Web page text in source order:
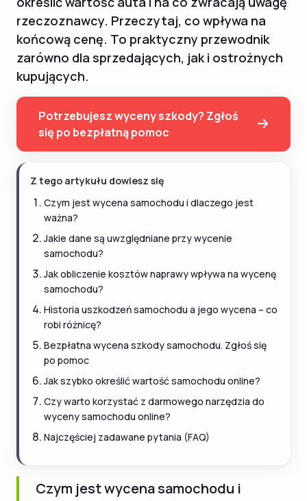
rzeczoznawcy. Przeczytaj, co wpływa na
końcową cenę. To praktyczny przewodnik
zarówno dla sprzedających, jak i ostrożnych
kupujących.
Potrzebujesz wyceny szkody? Zgłoś
się po bezpłatną pomoc
Z tego artykułu dowiesz się
Czym jest wycena samochodu i dlaczego jest
ważna?
Jakie dane są uwzględniane przy wycenie
samochodu?
Jak obliczenie kosztów naprawy wpływa na wycenę
samochodu?
Historia uszkodzeń samochodu a jego wycena – co
robi różnicę?
Bezpłatna wycena szkody samochodu. Zgłoś się
po pomoc
Jak szybko określić wartość samochodu online?
Czy warto korzystać z darmowego narzędzia do
wyceny samochodu online?
Najczęściej zadawane pytania (FAQ)
Czym jest wycena samochodu i